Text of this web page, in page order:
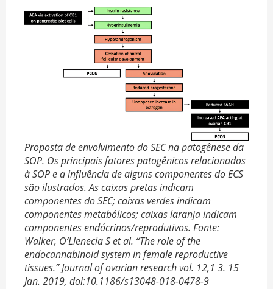
Proposta de envolvimento do SEC na patogênese da
SOP. Os principais fatores patogênicos relacionados
à SOP e a influência de alguns componentes do ECS
são ilustrados. As caixas pretas indicam
componentes do SEC; caixas verdes indicam
componentes metabólicos; caixas laranja indicam
componentes endócrinos/reprodutivos. Fonte:
Walker, O’Llenecia S et al. “The role of the
endocannabinoid system in female reproductive
tissues.” Journal of ovarian research vol. 12,1 3. 15
Jan. 2019, doi:10.1186/s13048-018-0478-9